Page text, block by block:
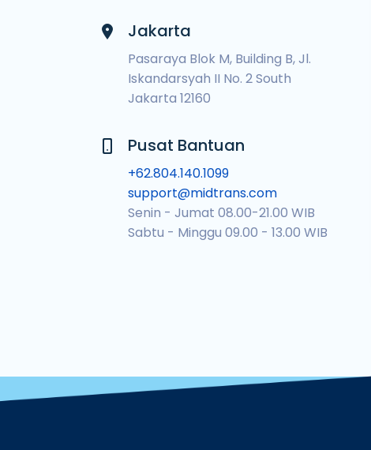
Jakarta
Pasaraya Blok M, Building B, Jl.
Iskandarsyah II No. 2 South
Jakarta 12160
Pusat Bantuan
+62.804.140.1099
support@midtrans.com
Senin - Jumat 08.00-21.00 WIB
Sabtu - Minggu 09.00 - 13.00 WIB